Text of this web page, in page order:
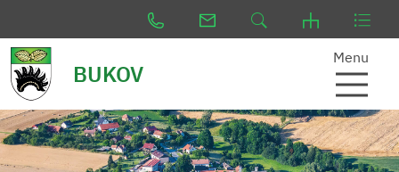
BUKOV
Menu